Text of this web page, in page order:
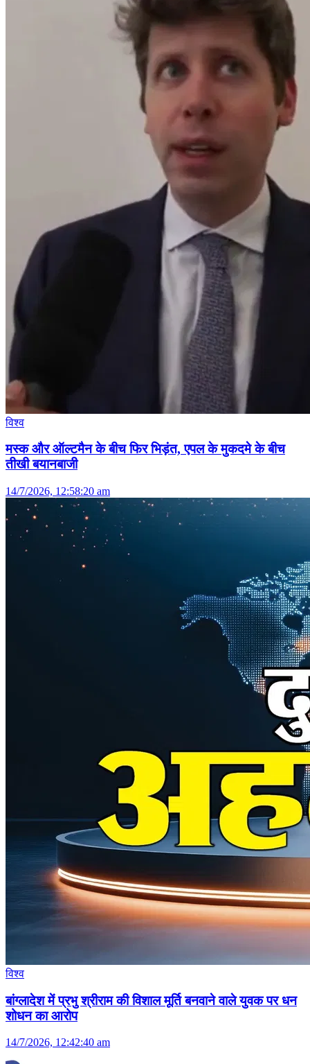
विश्व
मस्क और ऑल्टमैन के बीच फिर भिड़ंत, एपल के मुकदमे के बीच
तीखी बयानबाजी
14/7/2026, 12:58:20 am
विश्व
बांग्लादेश में प्रभु श्रीराम की विशाल मूर्ति बनवाने वाले युवक पर धन
शोधन का आरोप
14/7/2026, 12:42:40 am